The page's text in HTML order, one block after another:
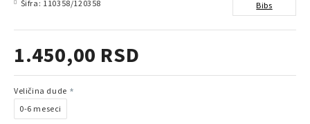
1.450,00 RSD
Šifra: 110358/120358 Bibs
Veličina dude
0-6 meseci